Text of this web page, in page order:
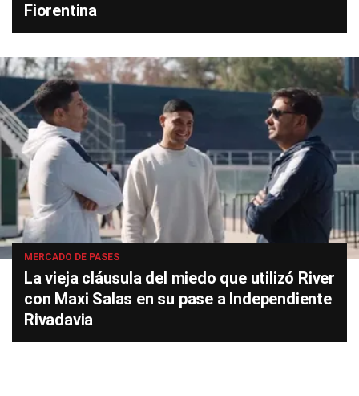
Fiorentina
MERCADO DE PASES
La vieja cláusula del miedo que utilizó River
con Maxi Salas en su pase a Independiente
Rivadavia